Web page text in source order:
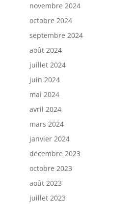
novembre 2024
octobre 2024
septembre 2024
août 2024
juillet 2024
juin 2024
mai 2024
avril 2024
mars 2024
janvier 2024
décembre 2023
octobre 2023
août 2023
juillet 2023